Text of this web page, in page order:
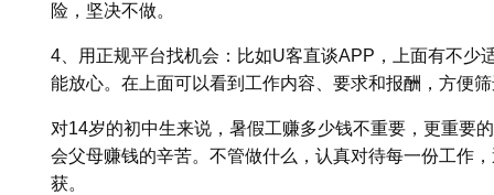
险，坚决不做。
4、用正规平台找机会：比如U客直谈APP，上面有不少
能放心。在上面可以看到工作内容、要求和报酬，方便
对14岁的初中生来说，暑假工赚多少钱不重要，更重要
会父母赚钱的辛苦。不管做什么，认真对待每一份工作
获。